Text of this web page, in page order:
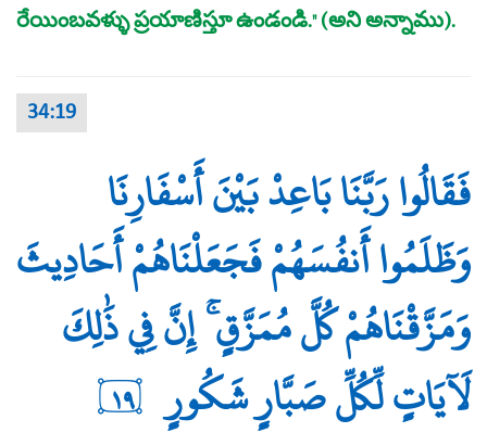
రేయింబవళ్ళు ప్రయాణిస్తూ ఉండండి." (అని అన్నాము).
34:19
فَقَالُوا رَبَّنَا بَاعِدْ بَيْنَ أَسْفَارِنَا
وَظَلَمُوا أَنفُسَهُمْ فَجَعَلْنَاهُمْ أَحَادِيثَ
وَمَزَّقْنَاهُمْ كُلَّ مُمَزَّقٍ ۚ إِنَّ فِي ذَٰلِكَ
لَآيَاتٍ لِّكُلِّ صَبَّارٍ شَكُورٍ ١٩